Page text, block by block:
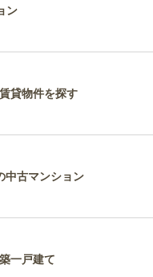
ン
貸物件を探す
中古マンション
一戸建て